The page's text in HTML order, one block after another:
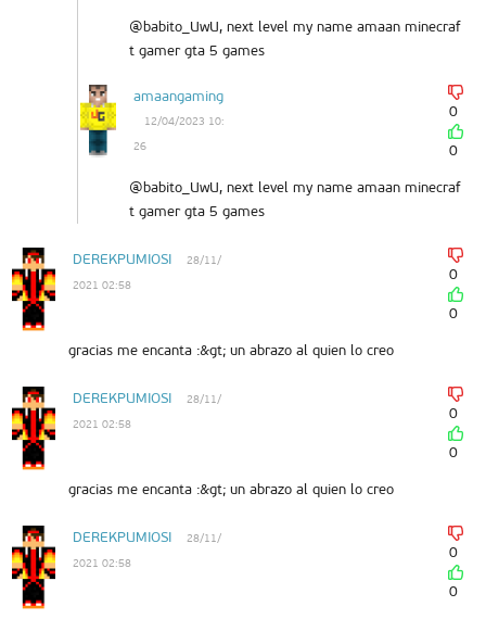
@babito_UwU, next level my name amaan minecraf
t gamer gta 5 games
amaangaming
12/04/2023 10:
26
0
0
@babito_UwU, next level my name amaan minecraf
t gamer gta 5 games
DEREKPUMIOSI
28/11/
2021 02:58
0
0
gracias me encanta :&gt; un abrazo al quien lo creo
DEREKPUMIOSI
28/11/
2021 02:58
0
0
gracias me encanta :&gt; un abrazo al quien lo creo
DEREKPUMIOSI
28/11/
2021 02:58
0
0